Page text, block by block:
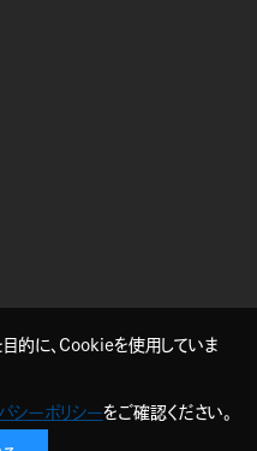
目的に、Cookieを使用していま
シーポリシーをご確認ください。